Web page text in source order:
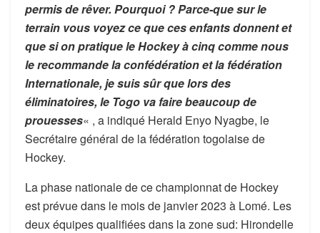
permis de rêver. Pourquoi ? Parce-que sur le
terrain vous voyez ce que ces enfants donnent et
que si on pratique le Hockey à cinq comme nous
le recommande la confédération et la fédération
Internationale, je suis sûr que lors des
éliminatoires, le Togo va faire beaucoup de
prouesses« , a indiqué Herald Enyo Nyagbe, le
Secrétaire général de la fédération togolaise de
Hockey.
La phase nationale de ce championnat de Hockey
est prévue dans le mois de janvier 2023 à Lomé. Les
deux équipes qualifiées dans la zone sud: Hirondelle